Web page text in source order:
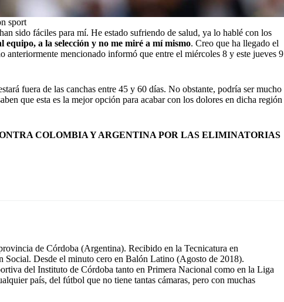
sport
sido fáciles para mí. He estado sufriendo de salud, ya lo hablé con los
a la selección y no me miré a mí mismo. Creo que ha llegado el
anteriormente mencionado informó que entre el miércoles 8 y este jueves 9
fuera de las canchas entre 45 y 60 días. No obstante, podría ser mucho
que esta es la mejor opción para acabar con los dolores en dicha región
COLOMBIA Y ARGENTINA POR LAS ELIMINATORIAS
de Córdoba (Argentina). Recibido en la Tecnicatura en
Desde el minuto cero en Balón Latino (Agosto de 2018).
del Instituto de Córdoba tanto en Primera Nacional como en la Liga
país, del fútbol que no tiene tantas cámaras, pero con muchas